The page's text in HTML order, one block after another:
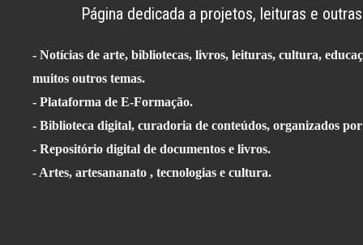
Página dedicada a projetos, leituras e
- Notícias de arte, bibliotecas, livros, leituras, cultura,
muitos outros temas.
- Plataforma de E-Formação.
- Biblioteca digital, curadoria de conteúdos, organizados
- Repositório digital de documentos e livros.
- Artes, artesananato , tecnologias e cultura.